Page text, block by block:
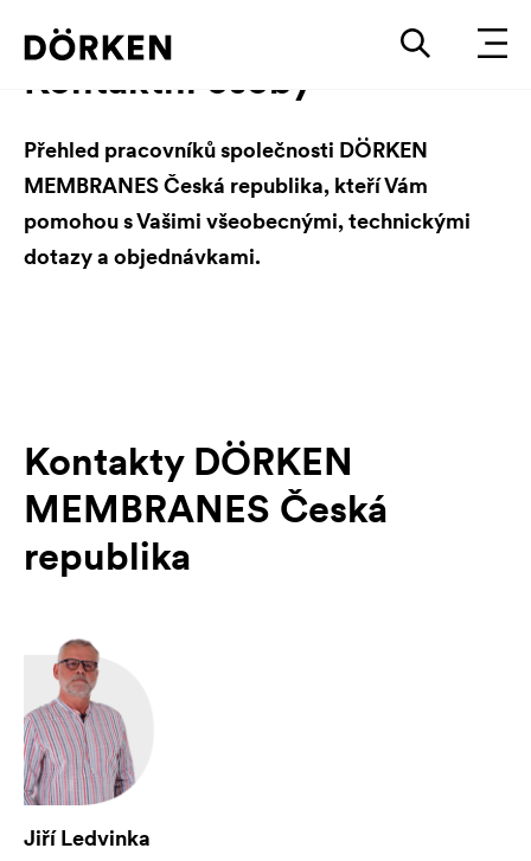
Kontaktní osoby
Přehled pracovníků společnosti DÖRKEN
MEMBRANES Česká republika, kteří Vám
pomohou s Vašimi všeobecnými, technickými
dotazy a objednávkami.
Kontakty DÖRKEN
MEMBRANES Česká
republika
Jiří Ledvinka